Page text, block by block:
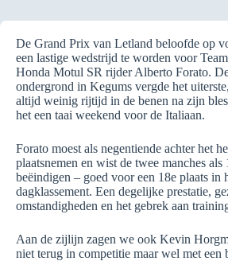
De Grand Prix van Letland beloofde op
een lastige wedstrijd te worden voor
Honda Motul SR rijder Alberto Forato.
ondergrond in Kegums vergde het
altijd weinig rijtijd in de benen na zijn
het een taai weekend voor de Italiaan.
Forato moest als negentiende achter het
plaatsnemen en wist de twee manches als
beëindigen – goed voor een 18e plaats in
dagklassement. Een degelijke prestatie,
omstandigheden en het gebrek aan
Aan de zijlijn zagen we ook Kevin
niet terug in competitie maar wel met een